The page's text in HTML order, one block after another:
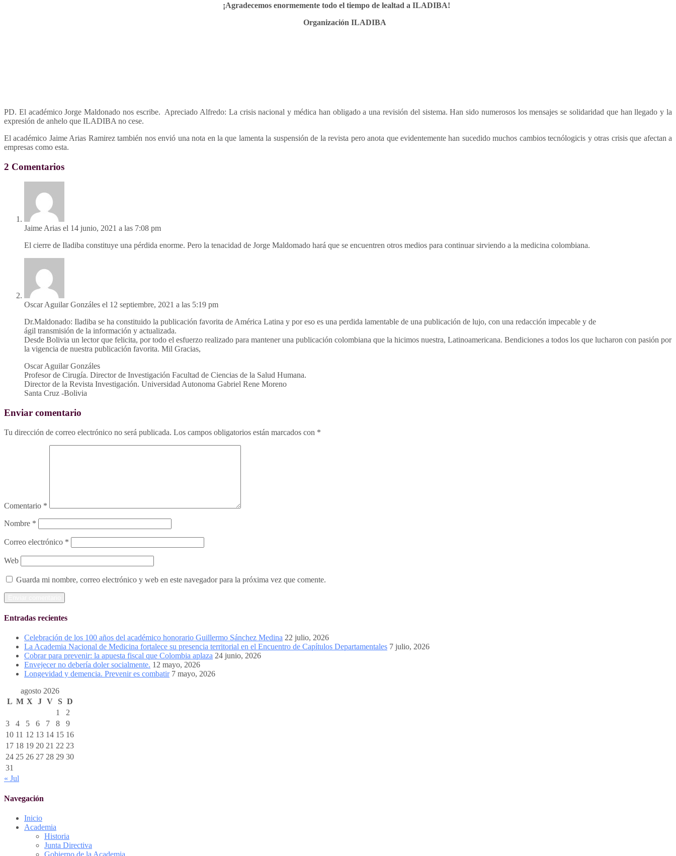
¡Agradecemos enormemente todo el tiempo de lealtad a ILADIBA!
Organización ILADIBA
PD. El académico Jorge Maldonado nos escribe. Apreciado Alfredo: La crisis nacional y médica han obligado a una revisión del sistema. Han sido numerosos los mensajes se solidaridad que han llegado y la
expresión de anhelo que ILADIBA no cese.
El académico Jaime Arias Ramirez también nos envió una nota en la que lamenta la suspensión de la revista pero anota que evidentemente han sucedido muchos cambios tecnólogicis y otras crisis que afectan a
empresas como esta.
2 Comentarios
Jaime Arias el 14 junio, 2021 a las 7:08 pm
El cierre de Iladiba constituye una pérdida enorme. Pero la tenacidad de Jorge Maldomado hará que se encuentren otros medios para continuar sirviendo a la medicina colombiana.
Oscar Aguilar Gonzáles el 12 septiembre, 2021 a las 5:19 pm
Dr.Maldonado: Iladiba se ha constituido la publicación favorita de América Latina y por eso es una perdida lamentable de una publicación de lujo, con una redacción impecable y de
ágil transmisión de la información y actualizada.
Desde Bolivia un lector que felicita, por todo el esfuerzo realizado para mantener una publicación colombiana que la hicimos nuestra, Latinoamericana. Bendiciones a todos los que lucharon con pasión por
la vigencia de nuestra publicación favorita. Mil Gracias,
Oscar Aguilar Gonzáles
Profesor de Cirugía. Director de Investigación Facultad de Ciencias de la Salud Humana.
Director de la Revista Investigación. Universidad Autonoma Gabriel Rene Moreno
Santa Cruz -Bolivia
Enviar comentario
Tu dirección de correo electrónico no será publicada. Los campos obligatorios están marcados con *
Comentario *
Nombre *
Correo electrónico *
Web
Guarda mi nombre, correo electrónico y web en este navegador para la próxima vez que comente.
Entradas recientes
Celebración de los 100 años del académico honorario Guillermo Sánchez Medina 22 julio, 2026
La Academia Nacional de Medicina fortalece su presencia territorial en el Encuentro de Capítulos Departamentales 7 julio, 2026
Cobrar para prevenir: la apuesta fiscal que Colombia aplaza 24 junio, 2026
Envejecer no debería doler socialmente. 12 mayo, 2026
Longevidad y demencia. Prevenir es combatir 7 mayo, 2026
agosto 2026
L M X J V S D
1
2
3
4 5 6 7 8
9
10 11 12 13 14 15 16
17 18 19 20 21 22 23
24 25 26 27 28 29 30
31
« Jul
Navegación
Inicio
Academia
Historia
Junta Directiva
Gobierno de la Academia